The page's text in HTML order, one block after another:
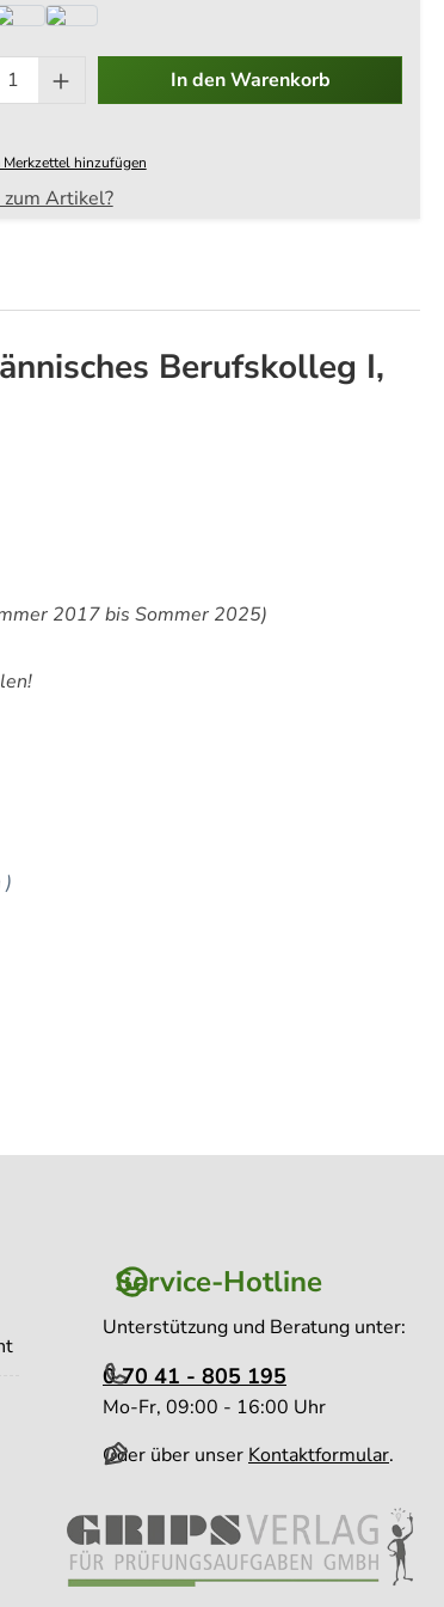
Produkt Anzahl: Gib den
In den Warenkorb
Merkzettel hinzufügen
zum Artikel?
Berufskolleg I,
2017 bis Sommer 2025)
)
Service-Hotline
Unterstützung und Beratung unter:
0 70 41 - 805 195
Mo-Fr, 09:00 - 16:00 Uhr
Oder über unser Kontaktformular.